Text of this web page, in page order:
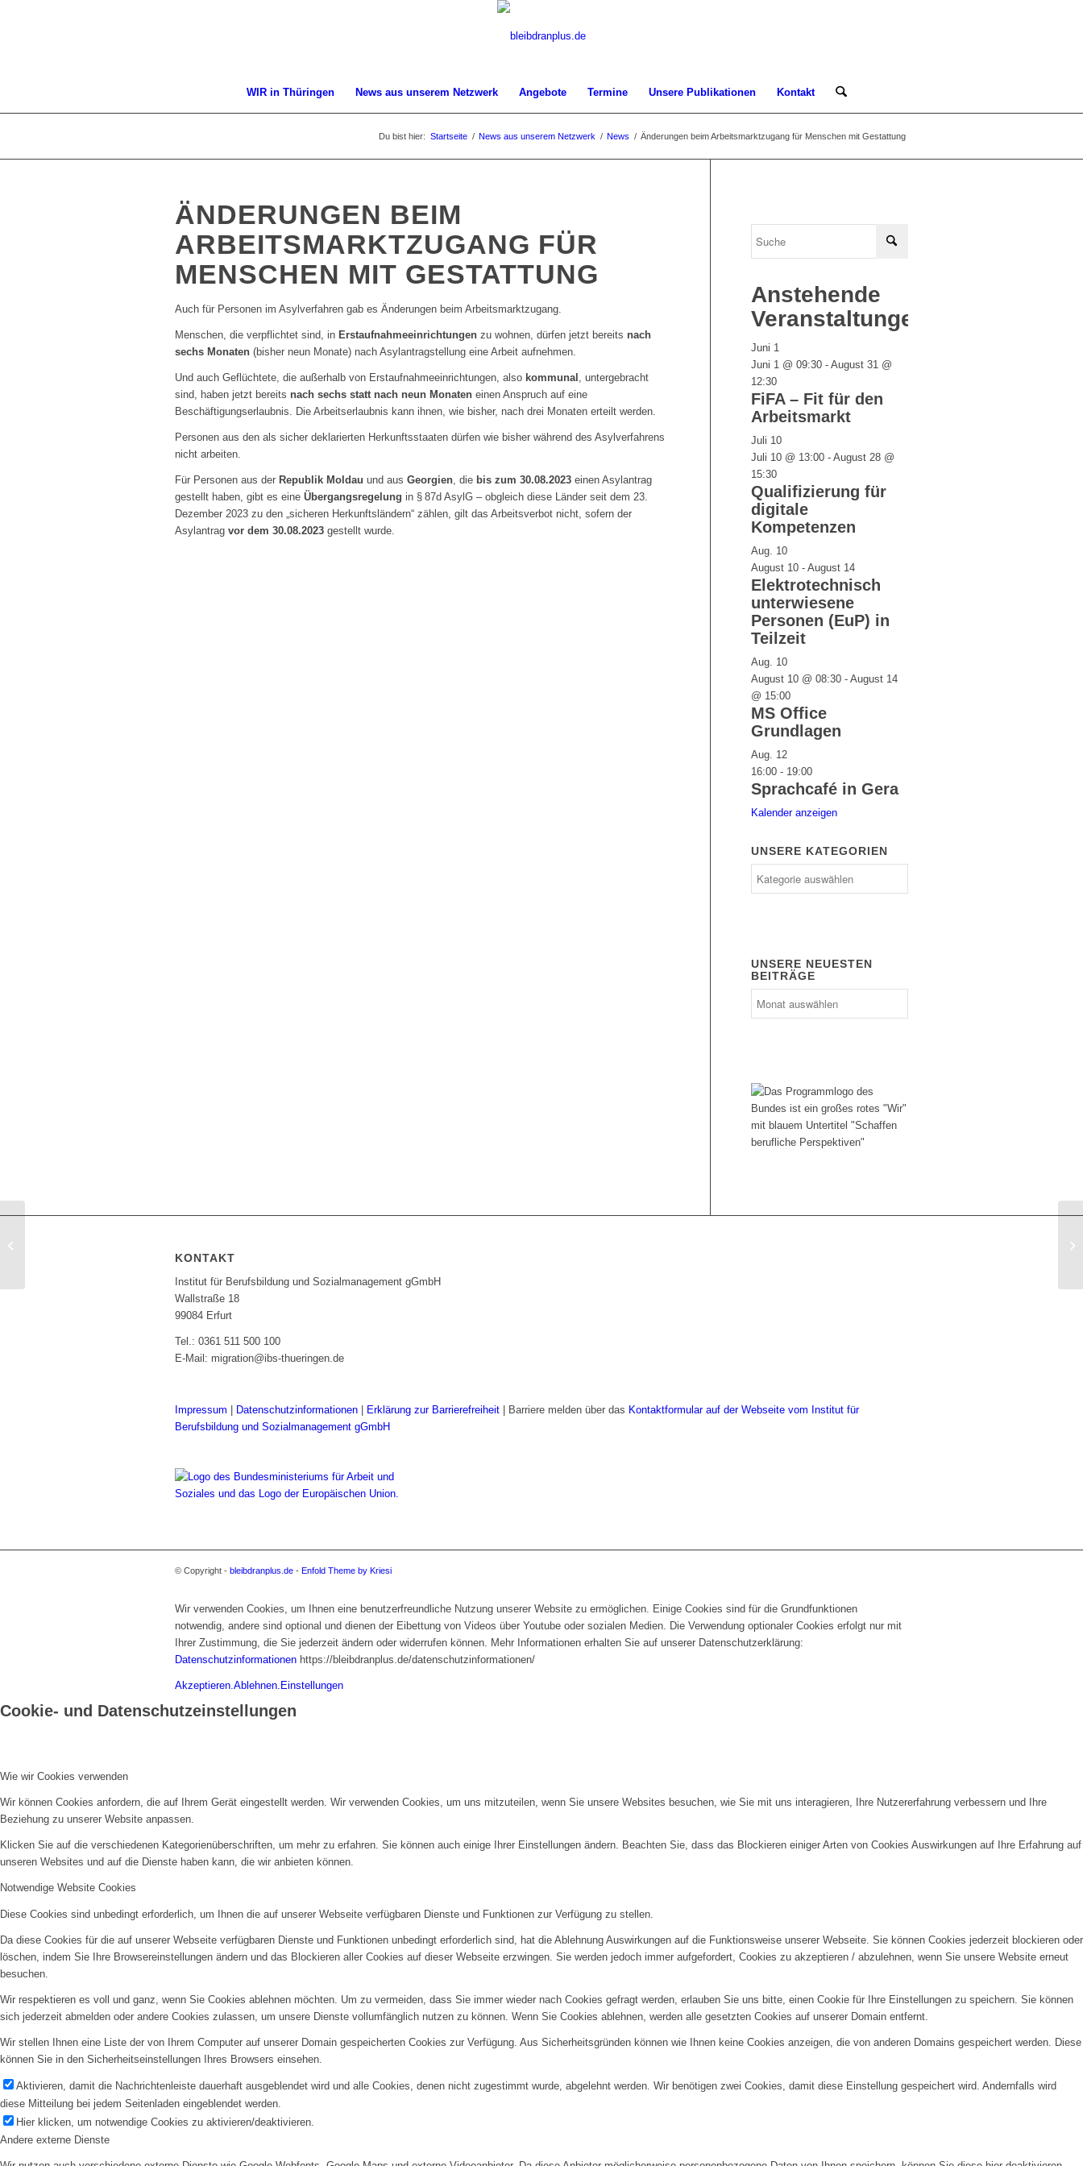
WIR in Thüringen News aus unserem Netzwerk Angebote Termine Unsere Publikationen Kontakt
Du bist hier: Startseite / News aus unserem Netzwerk / News / Änderungen beim Arbeitsmarktzugang für Menschen mit Gestattung
ÄNDERUNGEN BEIM
ARBEITSMARKTZUGANG FÜR
MENSCHEN MIT GESTATTUNG
Auch für Personen im Asylverfahren gab es Änderungen beim Arbeitsmarktzugang.
Menschen, die verpflichtet sind, in Erstaufnahmeeinrichtungen zu wohnen, dürfen jetzt bereits nach
sechs Monaten (bisher neun Monate) nach Asylantragstellung eine Arbeit aufnehmen.
Und auch Geflüchtete, die außerhalb von Erstaufnahmeeinrichtungen, also kommunal , untergebracht
sind, haben jetzt bereits nach sechs statt nach neun Monaten einen Anspruch auf eine
Beschäftigungserlaubnis. Die Arbeitserlaubnis kann ihnen, wie bisher, nach drei Monaten erteilt werden.
Personen aus den als sicher deklarierten Herkunftsstaaten dürfen wie bisher während des Asylverfahrens
nicht arbeiten.
Für Personen aus der Republik Moldau und aus Georgien, die bis zum 30.08.2023 einen Asylantrag
gestellt haben, gibt es eine Übergangsregelung in § 87d AsylG – obgleich diese Länder seit dem 23.
Dezember 2023 zu den „sicheren Herkunftsländern“ zählen, gilt das Arbeitsverbot nicht, sofern der
Asylantrag vor dem 30.08.2023 gestellt wurde.
Anstehende
Veranstaltungen
Juni 1
Juni 1 @ 09:30 -August 31 @
12:30
FiFA – Fit für den
Arbeitsmarkt
Juli 10
Juli 10 @ 13:00 -August 28 @
15:30
Qualifizierung für
digitale
Kompetenzen
Aug. 10
August 10 -August 14
Elektrotechnisch
unterwiesene
Personen (EuP) in
Teilzeit
Aug. 10
August 10 @ 08:30 -August 14
@ 15:00
MS Office
Grundlagen
Aug. 12
16:00 - 19:00
Sprachcafé in Gera
Kalender anzeigen
UNSERE KATEGORIEN
Kategorien
UNSERE NEUESTEN
BEITRÄGE
KONTAKT
Institut für Berufsbildung und Sozialmanagement gGmbH
Wallstraße 18
99084 Erfurt
Tel.: 0361 511 500 100
E-Mail: migration@ibs-thueringen.de
Impressum Datenschutzinformationen Erklärung zur Barrierefreiheit | Barriere melden über das Kontaktformular auf der Webseite vom Institut für
Berufsbildung und Sozialmanagement gGmbH
© Copyright - bleibdranplus.de - Enfold Theme by Kriesi
Wir verwenden Cookies, um Ihnen eine benutzerfreundliche Nutzung unserer Website zu ermöglichen. Einige Cookies sind für die Grundfunktionen
notwendig, andere sind optional und dienen der Eibettung von Videos über Youtube oder sozialen Medien. Die Verwendung optionaler Cookies erfolgt nur mit
Ihrer Zustimmung, die Sie jederzeit ändern oder widerrufen können. Mehr Informationen erhalten Sie auf unserer Datenschutzerklärung:
Datenschutzinformationen https://bleibdranplus.de/datenschutzinformationen/
Akzeptieren.Ablehnen. Einstellungen
Cookie- und Datenschutzeinstellungen
Wie wir Cookies verwenden
Wir können Cookies anfordern, die auf Ihrem Gerät eingestellt werden. Wir verwenden Cookies, um uns mitzuteilen, wenn Sie unsere Websites besuchen, wie Sie mit uns interagieren, Ihre Nutzererfahrung verbessern und Ihre
Beziehung zu unserer Website anpassen.
Klicken Sie auf die verschiedenen Kategorienüberschriften, um mehr zu erfahren. Sie können auch einige Ihrer Einstellungen ändern. Beachten Sie, dass das Blockieren einiger Arten von Cookies Auswirkungen auf Ihre Erfahrung auf
unseren Websites und auf die Dienste haben kann, die wir anbieten können.
Notwendige Website Cookies
Diese Cookies sind unbedingt erforderlich, um Ihnen die auf unserer Webseite verfügbaren Dienste und Funktionen zur Verfügung zu stellen.
Da diese Cookies für die auf unserer Webseite verfügbaren Dienste und Funktionen unbedingt erforderlich sind, hat die Ablehnung Auswirkungen auf die Funktionsweise unserer Webseite. Sie können Cookies jederzeit blockieren oder
löschen, indem Sie Ihre Browsereinstellungen ändern und das Blockieren aller Cookies auf dieser Webseite erzwingen. Sie werden jedoch immer aufgefordert, Cookies zu akzeptieren / abzulehnen, wenn Sie unsere Website erneut
besuchen.
Wir respektieren es voll und ganz, wenn Sie Cookies ablehnen möchten. Um zu vermeiden, dass Sie immer wieder nach Cookies gefragt werden, erlauben Sie uns bitte, einen Cookie für Ihre Einstellungen zu speichern. Sie können
sich jederzeit abmelden oder andere Cookies zulassen, um unsere Dienste vollumfänglich nutzen zu können. Wenn Sie Cookies ablehnen, werden alle gesetzten Cookies auf unserer Domain entfernt.
Wir stellen Ihnen eine Liste der von Ihrem Computer auf unserer Domain gespeicherten Cookies zur Verfügung. Aus Sicherheitsgründen können wie Ihnen keine Cookies anzeigen, die von anderen Domains gespeichert werden. Diese
können Sie in den Sicherheitseinstellungen Ihres Browsers einsehen.
Aktivieren, damit die Nachrichtenleiste dauerhaft ausgeblendet wird und alle Cookies, denen nicht zugestimmt wurde, abgelehnt werden. Wir benötigen zwei Cookies, damit diese Einstellung gespeichert wird. Andernfalls wird
diese Mitteilung bei jedem Seitenladen eingeblendet werden.
Hier klicken, um notwendige Cookies zu aktivieren/deaktivieren.
Andere externe Dienste